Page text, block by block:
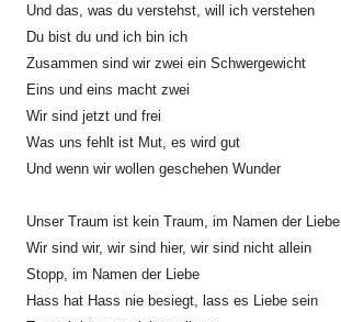
Und das, was du verstehst, will ich verstehen
Du bist du und ich bin ich
Zusammen sind wir zwei ein Schwergewicht
Eins und eins macht zwei
Wir sind jetzt und frei
Was uns fehlt ist Mut, es wird gut
Und wenn wir wollen geschehen Wunder
Unser Traum ist kein Traum, im Namen der Liebe
Wir sind wir, wir sind hier, wir sind nicht allein
Stopp, im Namen der Liebe
Hass hat Hass nie besiegt, lass es Liebe sein